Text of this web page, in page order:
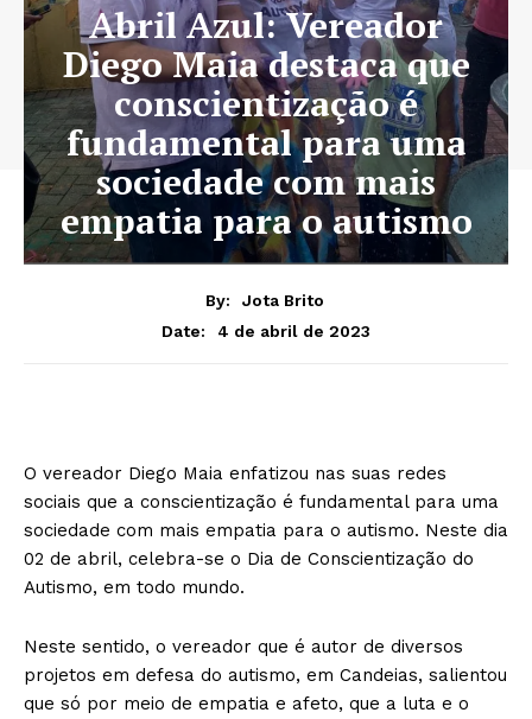
Abril Azul: Vereador
Diego Maia destaca que
conscientização é
fundamental para uma
sociedade com mais
empatia para o autismo
By:
Jota Brito
Date:
4 de abril de 2023
O vereador Diego Maia enfatizou nas suas redes
sociais que a conscientização é fundamental para uma
sociedade com mais empatia para o autismo. Neste dia
02 de abril, celebra-se o Dia de Conscientização do
Autismo, em todo mundo.
Neste sentido, o vereador que é autor de diversos
projetos em defesa do autismo, em Candeias, salientou
que só por meio de empatia e afeto, que a luta e o